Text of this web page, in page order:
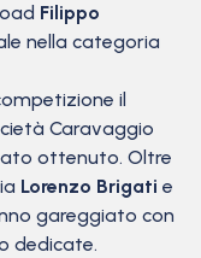
Filippo
nella categoria
il
Caravaggio
ottenuto. Oltre
Lorenzo Brigati e
gareggiato con
dedicate.